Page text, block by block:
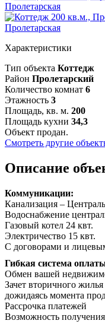
Характеристики
Тип объекта Коттедж
Район Пролетарский
Количество комнат 6
Этажность 3
Площадь, кв. м. 200
Площадь кухни 34,3
Объект продан.
Смотреть другие
Описание
Коммуникации:
Канализация –
Водоснабжение
Газовый котел 24 квт.
Электричество 15 квт.
С договорами и
Гибкая система
Обмен вашей
Зачет вторичного
дожидаясь момента
Рассрочка платежей
Возможность